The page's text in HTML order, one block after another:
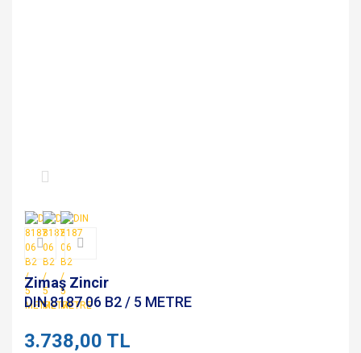
Zimaş Zincir
DIN 8187 06 B2 / 5 METRE
3.738,00 TL